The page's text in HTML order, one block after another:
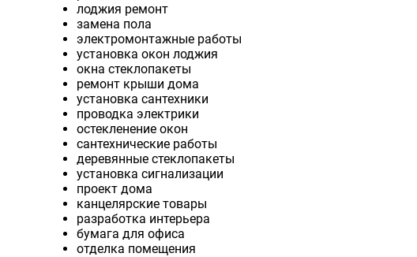
лоджия ремонт
замена пола
электромонтажные работы
установка окон лоджия
окна стеклопакеты
ремонт крыши дома
установка сантехники
проводка электрики
остекленение окон
сантехнические работы
деревянные стеклопакеты
установка сигнализации
проект дома
канцелярские товары
разработка интерьера
бумага для офиса
отделка помещения